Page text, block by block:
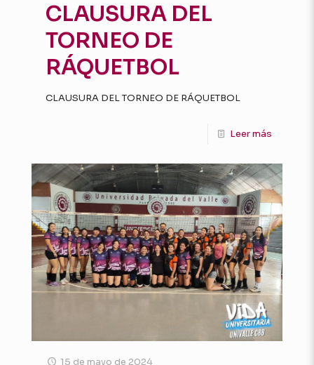
CLAUSURA DEL
TORNEO DE
RÁQUETBOL
CLAUSURA DEL TORNEO DE RÁQUETBOL
Leer más
15 de mayo de 2024